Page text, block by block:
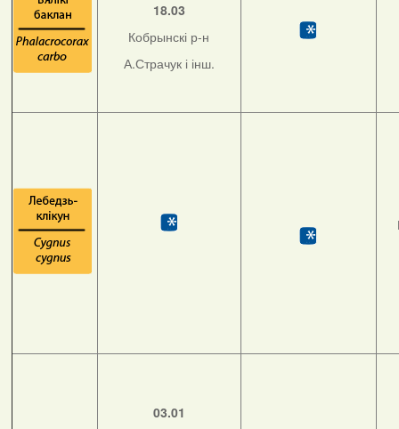
18.03
Кобрынскі р-н
А.Страчук і інш.
03.01